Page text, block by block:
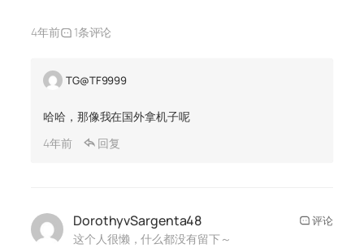
4年前 1条评论
TG@TF9999
哈哈，那像我在国外拿机子呢
4年前
回复
DorothyvSargenta48
这个人很懒，什么都没有留下～
评论